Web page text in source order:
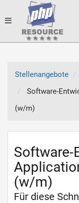
Toggle
Stellenangebote
Software-
(w/m)
Software-
(w/m)
Für diese